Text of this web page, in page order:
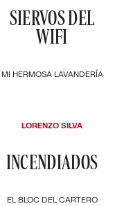
MI HERMOSA LAVANDERÍA
SIERVOS DEL
WIFI
EL BLOC DEL CARTERO
INCENDIADOS
LORENZO SILVA